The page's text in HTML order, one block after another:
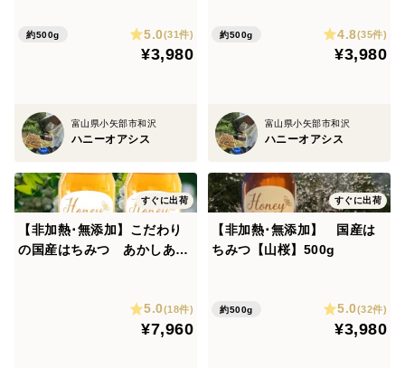
約500g 5.0(31件)
¥3,980
富山県小矢部市和沢
ハニーオアシス
約500g 4.8(35件)
¥3,980
富山県小矢部市和沢
ハニーオアシス
すぐに出荷
【非加熱･無添加】こだわり
の国産はちみつ あかしあ
5.0(18件)
¥7,960
すぐに出荷
【非加熱･無添加】 国産は
ちみつ【山桜】500g
約500g 5.0(32件)
¥3,980